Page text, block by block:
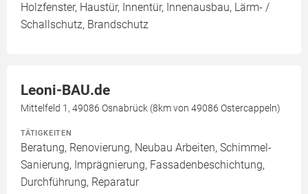
Holzfenster, Haustür, Innentür, Innenausbau, Lärm- /
Schallschutz, Brandschutz
Leoni-BAU.de
Mittelfeld 1, 49086 Osnabrück (8km von 49086 Ostercappeln)
TÄTIGKEITEN
Beratung, Renovierung, Neubau Arbeiten, Schimmel-
Sanierung, Imprägnierung, Fassadenbeschichtung,
Durchführung, Reparatur